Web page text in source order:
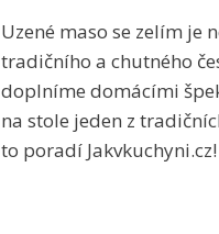
Uzené maso se zelím je
tradičního a chutného
doplníme domácími
na stole jeden z
to poradí Jakvkuchyni.cz!